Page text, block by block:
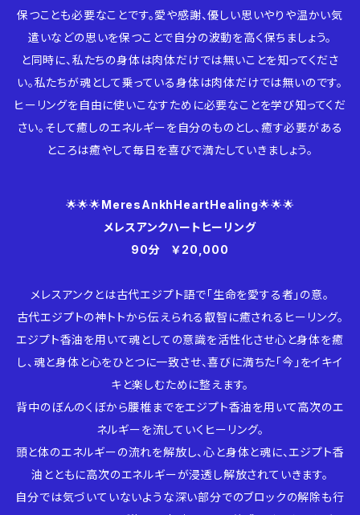
保つことも必要なことです。愛や感謝、優しい思いやりや温かい気
遣いなどの思いを保つことで自分の波動を高く保ちましょう。
と同時に、私たちの身体は肉体だけでは無いことを知ってくださ
い。私たちが魂として乗っている身体は肉体だけでは無いのです。
ヒーリングを自由に使いこなすために必要なことを学び知ってくだ
さい。そして癒しのエネルギーを自分のものとし、癒す必要がある
ところは癒やして毎日を喜びで満たしていきましょう。
🌟🌟🌟MeresAnkhHeartHealing🌟🌟🌟
メレスアンクハートヒーリング
90分 ￥20,000
メレスアンクとは古代エジプト語で「生命を愛する者」の意。
古代エジプトの神トトから伝えられる叡智に癒されるヒーリング。
エジプト香油を用いて魂としての意識を活性化させ心と身体を癒
し、魂と身体と心をひとつに一致させ、喜びに満ちた「今」をイキイ
キと楽しむために整えます。
背中のぼんのくぼから腰椎までをエジプト香油を用いて高次のエ
ネルギーを流していくヒーリング。
頭と体のエネルギーの流れを解放し、心と身体と魂に、エジプト香
油とともに高次のエネルギーが浸透し解放されていきます。
自分では気づいていないような深い部分でのブロックの解除も行